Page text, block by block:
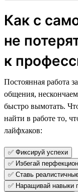
Как с
не
к
Постоянная работа
общения,
быстро вымотать.
найти в работе то,
лайфхаков:
✅ Фиксируй успехи
✅ Избегай
✅ Ставь
✅ Наращивай навыки